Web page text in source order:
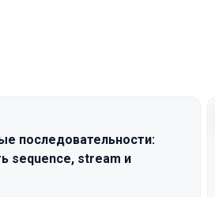
последовательности:
sequence, stream и